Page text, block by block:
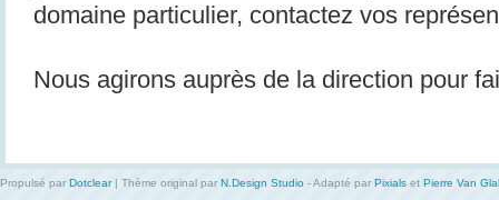
domaine particulier, contactez vos
Nous agirons auprès de la direction pour
Propulsé par Dotclear| Thème original par N.Design Studio - Adapté par Pixials et Pierre Van